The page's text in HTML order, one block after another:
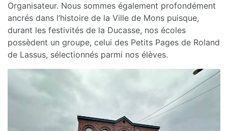
Organisateur. Nous sommes également profondément
ancrés dans l’histoire de la Ville de Mons puisque,
durant les festivités de la Ducasse, nos écoles
possèdent un groupe, celui des Petits Pages de Roland
de Lassus, sélectionnés parmi nos élèves.